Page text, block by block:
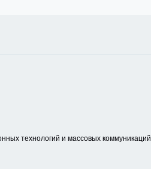
технологий и массовых коммуникаций